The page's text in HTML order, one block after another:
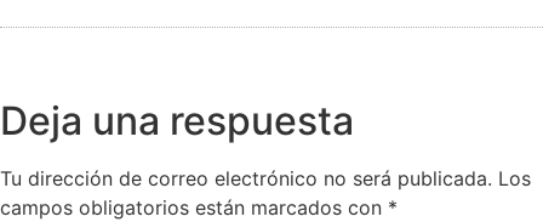
Deja una respuesta
Tu dirección de correo electrónico no será publicada. Los
campos obligatorios están marcados con *